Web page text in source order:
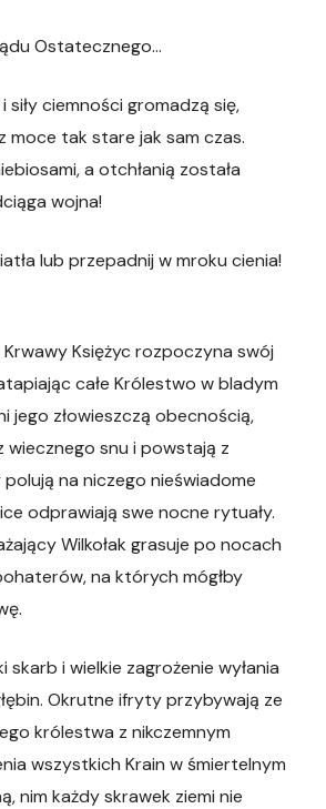
Ostatecznego…
siły ciemności gromadzą się,
moce tak stare jak sam czas.
a otchłanią została
wojna!
lub przepadnij w mroku cienia!
Krwawy Księżyc rozpoczyna swój
całe Królestwo w bladym
jego złowieszczą obecnością,
wiecznego snu i powstają z
na niczego nieświadome
odprawiają swe nocne rytuały.
Wilkołak grasuje po nocach
na których mógłby
skarb i wielkie zagrożenie wyłania
Okrutne ifryty przybywają ze
królestwa z nikczemnym
wszystkich Krain w śmiertelnym
nim każdy skrawek ziemi nie